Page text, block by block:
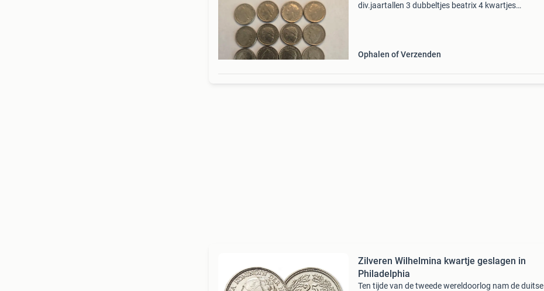
div.jaartallen 3 dubbeltjes beatrix 4 kwartjes
Ophalen of Verzenden
Zilveren Wilhelmina kwartje geslagen in
Philadelphia
Ten tijde van de tweede wereldoorlog nam de duitse